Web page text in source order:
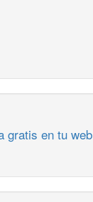
gratis en tu web